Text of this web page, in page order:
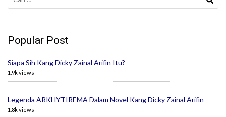
untuk:
Popular Post
Siapa Sih Kang Dicky Zainal Arifin Itu?
1.9k views
Legenda ARKHYTIREMA Dalam Novel Kang Dicky Zainal Arifin
1.8k views